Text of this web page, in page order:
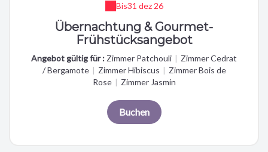
Bis31 dez 26
Übernachtung & Gourmet-
Frühstücksangebot
Angebot gültig für :Zimmer Patchouli
Zimmer Cedrat
/ Bergamote
Zimmer Hibiscus
Zimmer Bois de
Rose
Zimmer Jasmin
Buchen